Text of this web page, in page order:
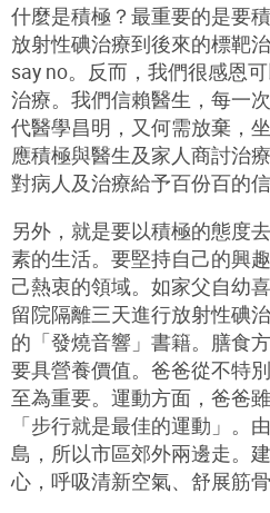
什麼是積極？最重要的是要
放射性碘治療到後來的標靶
say no。反而，我們很感恩
治療。我們信賴醫生，每一
代醫學昌明，又何需放棄，
應積極與醫生及家人商討治
對病人及治療給予百份百的信
另外，就是要以積極的態度
素的生活。要堅持自己的興
己熱衷的領域。如家父自幼
留院隔離三天進行放射性碘
的「發燒音響」書籍。膳食
要具營養價值。爸爸從不特
至為重要。運動方面，爸爸
「步行就是最佳的運動」。
島，所以市區郊外兩邊走。
心，呼吸清新空氣、舒展筋骨